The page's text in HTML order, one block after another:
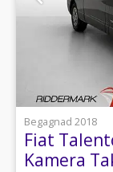
Begagnad 2018
Fiat
Kamera